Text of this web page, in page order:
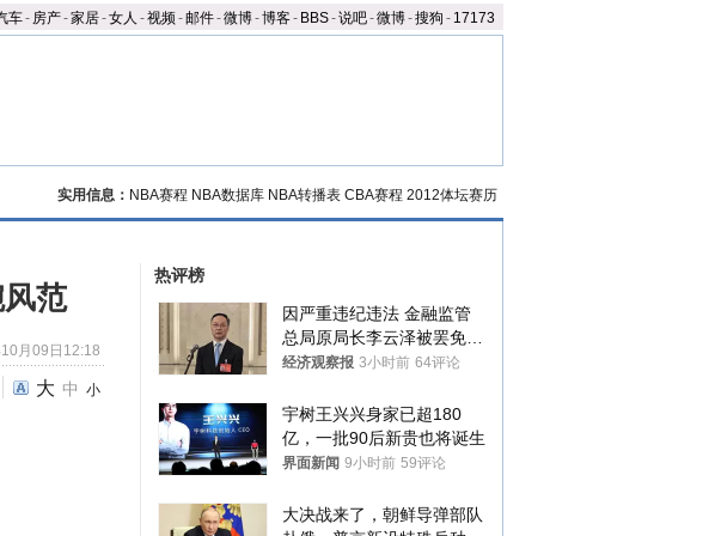
车- 房产-家居-女人 -视频-邮件-微博-博客- BBS-说吧-微博-搜狗 - 17173
实用信息： NBA赛程 NBA数据库 NBA转播表 CBA赛程 2012体坛赛历
范
月09日12:18
大 中 小
热评榜
因严重违纪违法 金融监管
总局原局长李云泽被罢免全
国人大代表
经济观察报 3小时前 64评论
宇树王兴兴身家已超180
亿，一批90后新贵也将诞生
界面新闻 9小时前 59评论
大决战来了，朝鲜导弹部队